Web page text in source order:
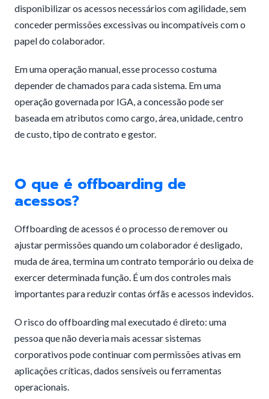
disponibilizar os acessos necessários com agilidade, sem
conceder permissões excessivas ou incompatíveis com o
papel do colaborador.
Em uma operação manual, esse processo costuma
depender de chamados para cada sistema. Em uma
operação governada por IGA, a concessão pode ser
baseada em atributos como cargo, área, unidade, centro
de custo, tipo de contrato e gestor.
O que é offboarding de
acessos?
Offboarding de acessos é o processo de remover ou
ajustar permissões quando um colaborador é desligado,
muda de área, termina um contrato temporário ou deixa de
exercer determinada função. É um dos controles mais
importantes para reduzir contas órfãs e acessos indevidos.
O risco do offboarding mal executado é direto: uma
pessoa que não deveria mais acessar sistemas
corporativos pode continuar com permissões ativas em
aplicações críticas, dados sensíveis ou ferramentas
operacionais.